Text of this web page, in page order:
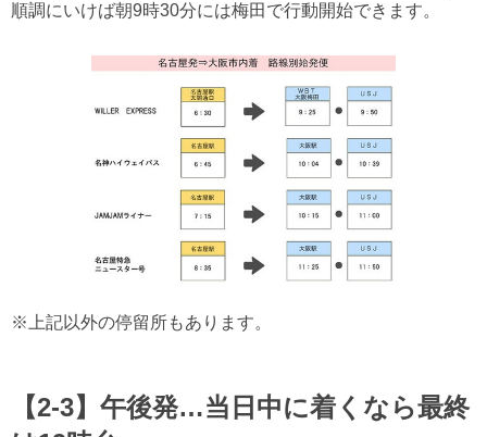
順調にいけば朝9時30分には梅田で行動開始できます。
※上記以外の停留所もあります。
【2-3】午後発…当日中に着くなら最終